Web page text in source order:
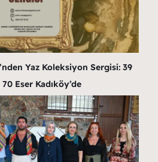
Yaz Koleksiyon Sergisi: 39
Eser Kadıköy’de